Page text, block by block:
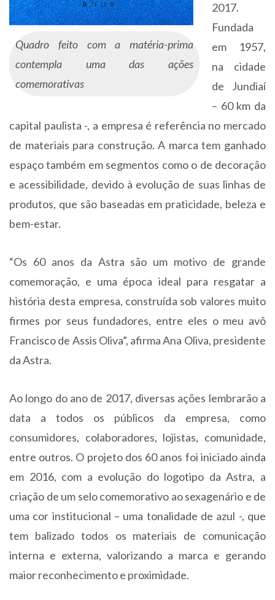
Quadro feito com a matéria-prima
contempla uma das ações
comemorativas
2017.
Fundada
em 1957,
na cidade
de Jundiaí
– 60 km da
capital paulista -, a empresa é referência no mercado
de materiais para construção. A marca tem ganhado
espaço também em segmentos como o de decoração
e acessibilidade, devido à evolução de suas linhas de
produtos, que são baseadas em praticidade, beleza e
bem-estar.
“Os 60 anos da Astra são um motivo de grande
comemoração, e uma época ideal para resgatar a
história desta empresa, construída sob valores muito
firmes por seus fundadores, entre eles o meu avô
Francisco de Assis Oliva”, afirma Ana Oliva, presidente
da Astra.
Ao longo do ano de 2017, diversas ações lembrarão a
data a todos os públicos da empresa, como
consumidores, colaboradores, lojistas, comunidade,
entre outros. O projeto dos 60 anos foi iniciado ainda
em 2016, com a evolução do logotipo da Astra, a
criação de um selo comemorativo ao sexagenário e de
uma cor institucional – uma tonalidade de azul -, que
tem balizado todos os materiais de comunicação
interna e externa, valorizando a marca e gerando
maior reconhecimento e proximidade.